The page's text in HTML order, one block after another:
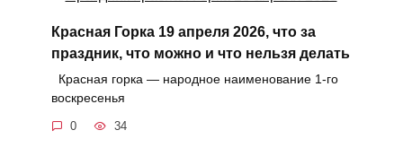
Красная Горка 19 апреля 2026, что за
праздник, что можно и что нельзя делать
Красная горка — народное наименование 1-го
воскресенья
0 34